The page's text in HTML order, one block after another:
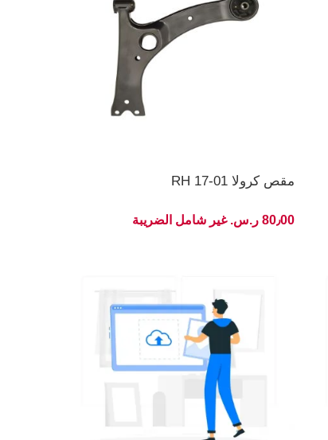
مقص كرولا RH 17-01
80٫00 ر.س.‏ غير شامل الضريبة